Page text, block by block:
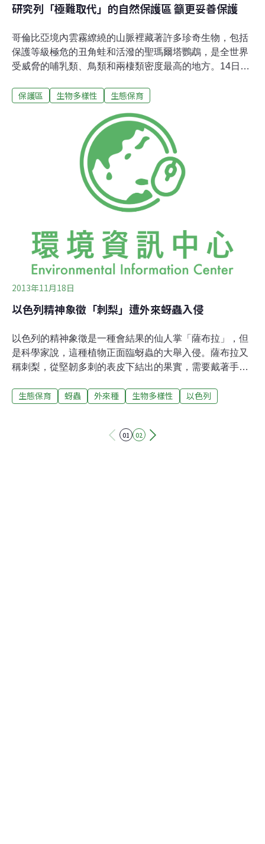
研究列「極難取代」的自然保護區 籲更妥善保護
哥倫比亞境內雲霧繚繞的山脈裡藏著許多珍奇生物，包括
保護等級極危的丑角蛙和活潑的聖瑪爾塔鸚鵡，是全世界
受威脅的哺乳類、鳥類和兩棲類密度最高的地方。14日發
難以取代的自然保護區。法國CEFE-CNRS生態學研究中
界173,000個自然保護區，列出138個「非常難以取代」
（exceptionally irreplaceable）的保護區。哥倫比亞境內
的聖瑪爾塔內華達山脈名列第一，但這裡曾經充斥著古柯
鹼交易，極危物種的棲地先後遭到毒品作物和政府從空中
噴灑的除草劑破壞，現在又出現新的威脅，「這片美麗的
山林離市區不遠，因此成為富人們蓋第二棟房子的理想地
點。」Ana Rodrigues說。
保護區 生物多樣性 生態保育
2013年11月18日
以色列精神象徵「刺梨」遭外來蚜蟲入侵
以色列的精神象徵是一種會結果的仙人掌「薩布拉」，但
是科學家說，這種植物正面臨蚜蟲的大舉入侵。薩布拉又
稱刺梨，從堅韌多刺的表皮下結出的果實，需要戴著手套
列猶太人的寫照，被以色列人視為精神象徵。但是科學家
況發現，一種攻擊性很強的寄生蟲正侵襲著薩布拉，造成
生態保育 蚜蟲 外來種 生物多樣性 以色列
01 02